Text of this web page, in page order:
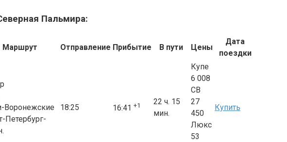
Пальмира:
Маршрут Отправление Прибытие В пути Цены
Дата
поездки
Воронежские
Петербург-
18:25 16:41 +1
22 ч. 15
мин.
Купе
6 008
СВ
27
450
Люкс
53
Купить